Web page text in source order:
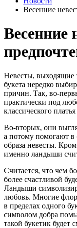
Весенние
Весенние
Невесты, выходящие
букета нередко
причин. Так, во-
практически под
классического
Во-вторых, они
а потому помогают в
образа невесты.
именно ландыши
Считается, что чем
более счастливой
Ландыши
любовь. Многие
в пределах одного
символом добра
такой букетик будет